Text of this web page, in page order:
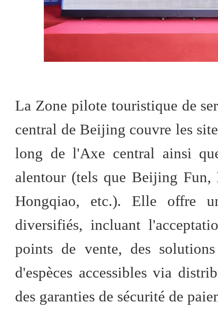
La Zone pilote touristique de
central de Beijing couvre les
long de l'Axe central ainsi
alentour (tels que Beijing Fun,
Hongqiao, etc.). Elle offre
diversifiés, incluant
points de vente, des
d'espèces accessibles via
des garanties de sécurité de